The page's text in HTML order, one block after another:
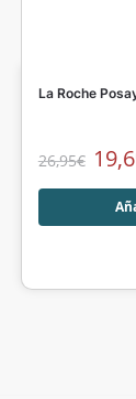
La Roche
26,95€